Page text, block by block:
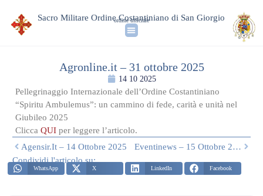
Sacro Militare Ordine Costantiniano di San Giorgio
ordine ufficiale
Agronline.it – 31 ottobre 2025
14 10 2025
Pellegrinaggio Internazionale dell’Ordine Costantiniano
“Spiritu Ambulemus”: un cammino di fede, carità e unità nel
Giubileo 2025
CliccaQUI per leggere l’articolo.
Agensir.it – 14 Ottobre 2025
Eventinews – 15 Ottobre 2025
Condividi l'articolo su:
WhatsApp X LinkedIn Facebook